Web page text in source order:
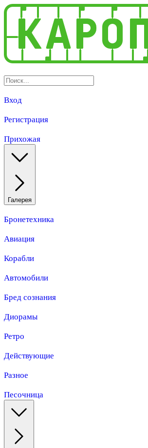
Вход
Регистрация
Прихожая
Галерея
Бронетехника
Авиация
Корабли
Автомобили
Бред сознания
Диорамы
Ретро
Действующие
Разное
Песочница